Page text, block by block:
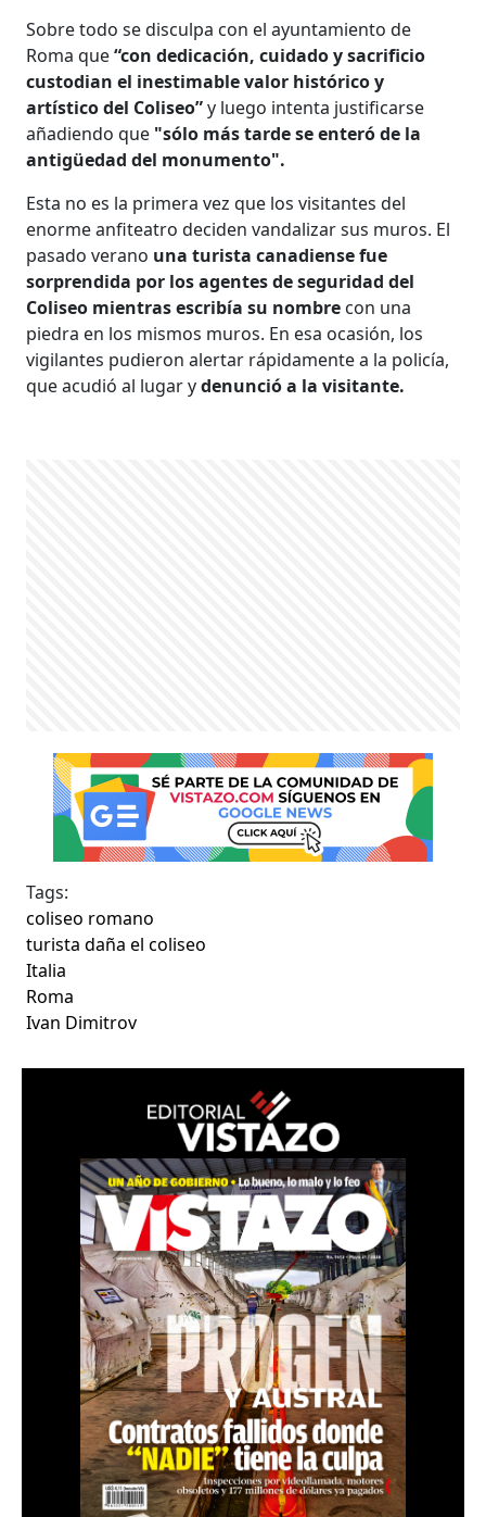
Sobre todo se disculpa con el ayuntamiento de
Roma que“con dedicación, cuidado y sacrificio
custodian el inestimable valor histórico y
artístico del Coliseo”y luego intenta justificarse
añadiendo que "sólo más tarde se enteró de la
antigüedad del monumento".
Esta no es la primera vez que los visitantes del
enorme anfiteatro deciden vandalizar sus muros. El
pasado verano una turista canadiense fue
sorprendida por los agentes de seguridad del
Coliseo mientras escribía su nombre con una
piedra en los mismos muros. En esa ocasión, los
vigilantes pudieron alertar rápidamente a la policía,
que acudió al lugar ydenunció a la visitante.
Tags:
coliseo romano
turista daña el coliseo
Italia
Roma
Ivan Dimitrov